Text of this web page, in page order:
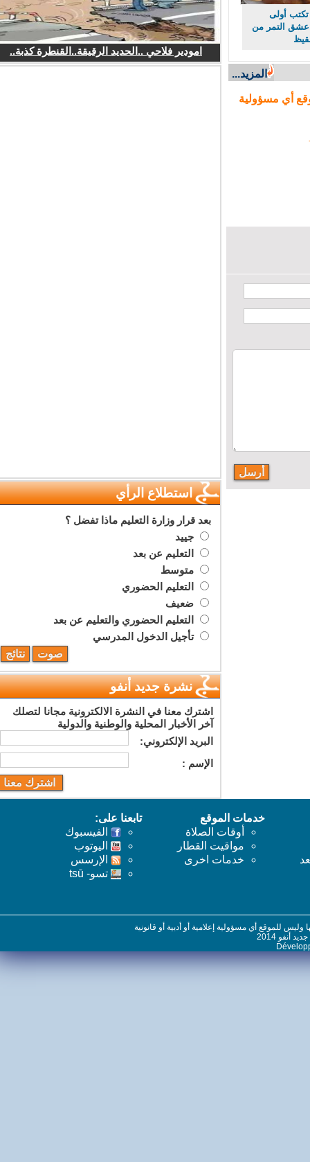
أولى
التمر من
المزيد...
أي مسؤولية
امودير فلاحي ..الحديد الرقيقة..القنطرة كذبة..
استطلاع الرأي
بعد قرار وزارة التعليم ماذا تفضل ؟
جييد
التعليم عن بعد
متوسط
التعليم الحضوري
ضعيف
التعليم الحضوري والتعليم عن بعد
تأجيل الدخول المدرسي
نشرة جديد أنفو
اشترك معنا في النشرة الالكترونية مجانا لتصلك
آخر الأخبار المحلية والوطنية والدولية
البريد اﻹلكتروني:
اﻹسم :
خدمات الموقع
أوقات الصلاة
مواقيت القطار
خدمات اخرى
تابعنا على:
الفيسبوك
اليوتوب
اﻹرسس
تسو- tsū
للموقع أي مسؤولية إعلامية أو أدبية أو قانونية
2014